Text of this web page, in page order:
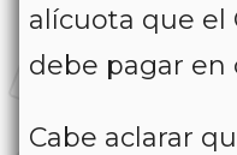
alícuota que el
debe pagar en
Cabe aclarar